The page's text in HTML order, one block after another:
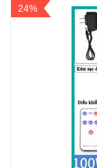
24%